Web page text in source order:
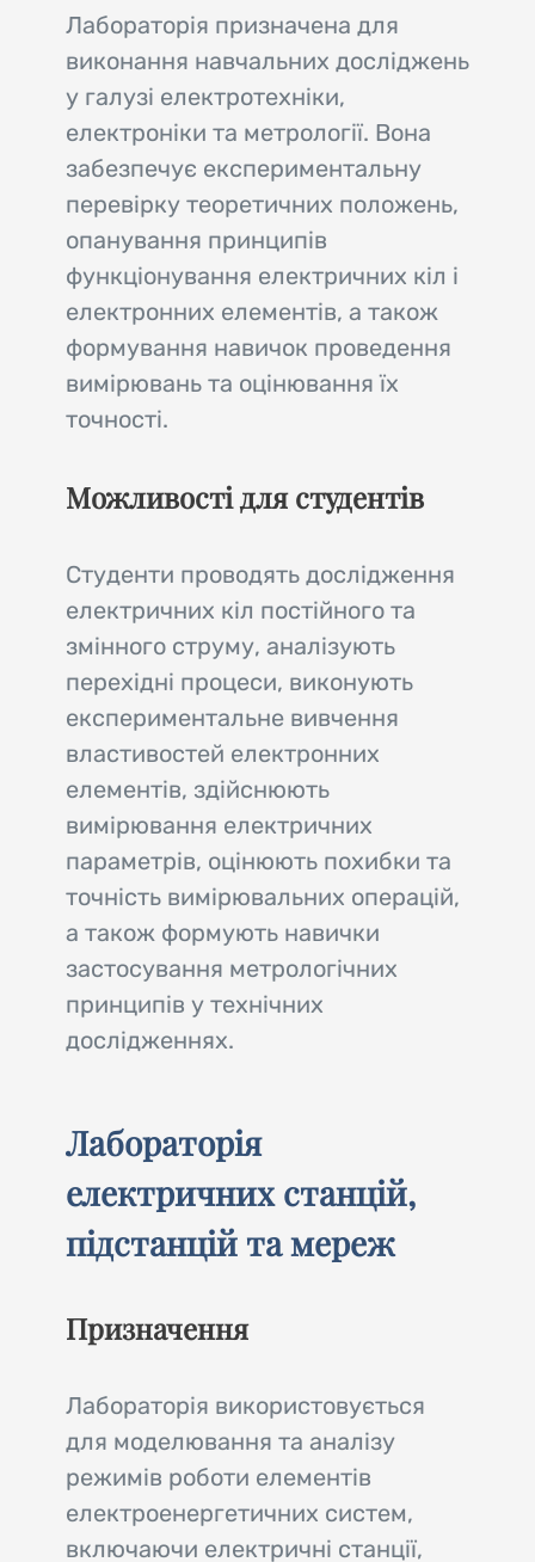
Лабораторія призначена для
виконання навчальних досліджень
у галузі електротехніки,
електроніки та метрології. Вона
забезпечує експериментальну
перевірку теоретичних положень,
опанування принципів
функціонування електричних кіл і
електронних елементів, а також
формування навичок проведення
вимірювань та оцінювання їх
точності.
Можливості для студентів
Студенти проводять дослідження
електричних кіл постійного та
змінного струму, аналізують
перехідні процеси, виконують
експериментальне вивчення
властивостей електронних
елементів, здійснюють
вимірювання електричних
параметрів, оцінюють похибки та
точність вимірювальних операцій,
а також формують навички
застосування метрологічних
принципів у технічних
дослідженнях.
Лабораторія
електричних станцій,
підстанцій та мереж
Призначення
Лабораторія використовується
для моделювання та аналізу
режимів роботи елементів
електроенергетичних систем,
включаючи електричні станції,